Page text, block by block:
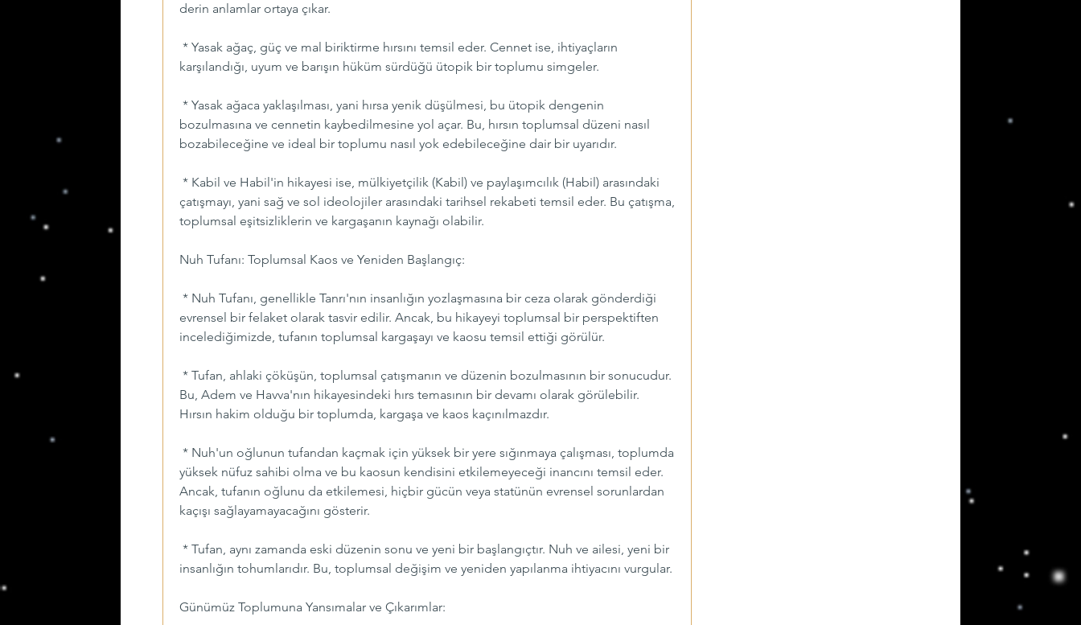
derin anlamlar ortaya çıkar.
* Yasak ağaç, güç ve mal biriktirme hırsını temsil eder. Cennet ise, ihtiyaçların
karşılandığı, uyum ve barışın hüküm sürdüğü ütopik bir toplumu simgeler.
* Yasak ağaca yaklaşılması, yani hırsa yenik düşülmesi, bu ütopik dengenin
bozulmasına ve cennetin kaybedilmesine yol açar. Bu, hırsın toplumsal düzeni nasıl
bozabileceğine ve ideal bir toplumu nasıl yok edebileceğine dair bir uyarıdır.
* Kabil ve Habil'in hikayesi ise, mülkiyetçilik (Kabil) ve paylaşımcılık (Habil) arasındaki
çatışmayı, yani sağ ve sol ideolojiler arasındaki tarihsel rekabeti temsil eder. Bu çatışma,
toplumsal eşitsizliklerin ve kargaşanın kaynağı olabilir.
Nuh Tufanı: Toplumsal Kaos ve Yeniden Başlangıç:
* Nuh Tufanı, genellikle Tanrı'nın insanlığın yozlaşmasına bir ceza olarak gönderdiği
evrensel bir felaket olarak tasvir edilir. Ancak, bu hikayeyi toplumsal bir perspektiften
incelediğimizde, tufanın toplumsal kargaşayı ve kaosu temsil ettiği görülür.
* Tufan, ahlaki çöküşün, toplumsal çatışmanın ve düzenin bozulmasının bir sonucudur.
Bu, Adem ve Havva'nın hikayesindeki hırs temasının bir devamı olarak görülebilir.
Hırsın hakim olduğu bir toplumda, kargaşa ve kaos kaçınılmazdır.
* Nuh'un oğlunun tufandan kaçmak için yüksek bir yere sığınmaya çalışması, toplumda
yüksek nüfuz sahibi olma ve bu kaosun kendisini etkilemeyeceği inancını temsil eder.
Ancak, tufanın oğlunu da etkilemesi, hiçbir gücün veya statünün evrensel sorunlardan
kaçışı sağlayamayacağını gösterir.
* Tufan, aynı zamanda eski düzenin sonu ve yeni bir başlangıçtır. Nuh ve ailesi, yeni bir
insanlığın tohumlarıdır. Bu, toplumsal değişim ve yeniden yapılanma ihtiyacını vurgular.
Günümüz Toplumuna Yansımalar ve Çıkarımlar: